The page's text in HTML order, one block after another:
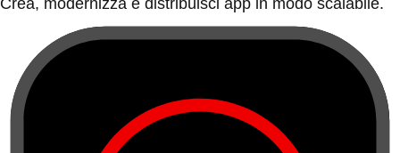
Crea, modernizza e distribuisci app in modo scalabile.